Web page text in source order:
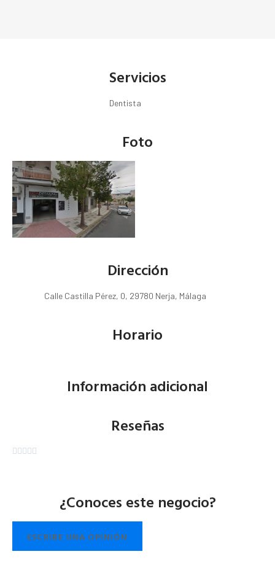
Servicios
Dentista
Foto
Dirección
Calle Castilla Pérez, 0, 29780 Nerja, Málaga
Horario
Información adicional
Reseñas
    
¿Conoces este negocio?
ESCRIBE UNA OPINIÓN